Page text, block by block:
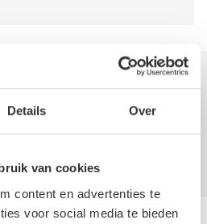
Details Over
van cookies
content en advertenties te
voor social media te bieden